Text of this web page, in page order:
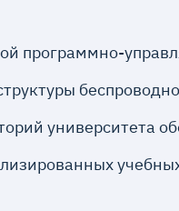
программно-
университета